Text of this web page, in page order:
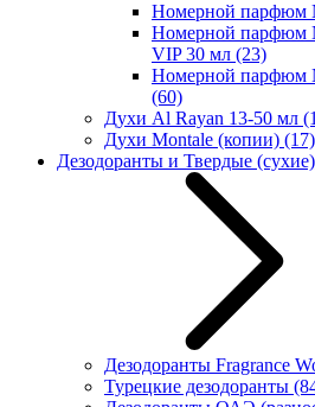
Номерной парфюм
Номерной парфюм
VIP 30 мл (23)
Номерной парфюм
(60)
Духи Al Rayan 13-50 мл
Духи Montale (копии) (17)
Дезодоранты и Твердые
Дезодоранты Fragrance
Турецкие дезодоранты